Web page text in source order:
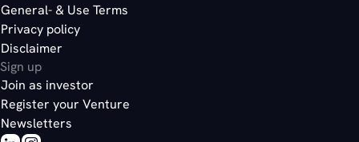
General- & Use Terms
Privacy policy
Disclaimer
Sign up
Join as investor
Register your Venture
Newsletters